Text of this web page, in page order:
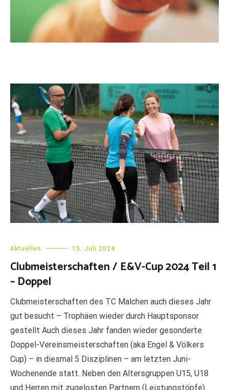
Aktuelles 15. Juli 2024
Clubmeisterschaften / E&V-Cup 2024 Teil 1
– Doppel
Clubmeisterschaften des TC Malchen auch dieses Jahr
gut besucht – Trophäen wieder durch Hauptsponsor
gestellt Auch dieses Jahr fanden wieder gesonderte
Doppel-Vereinsmeisterschaften (aka Engel & Völkers
Cup) – in diesmal 5 Disziplinen – am letzten Juni-
Wochenende statt. Neben den Altersgruppen U15, U18
und Herren mit zugelosten Partnern (Leistungstöpfe)